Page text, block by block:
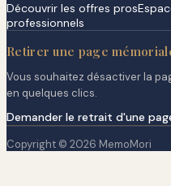
Découvrir les offres pros
professionnels
Retirer une page
Vous souhaitez désactiver la
en quelques clics.
Demander le retrait d'une
Copyright © 2026 MemoMori